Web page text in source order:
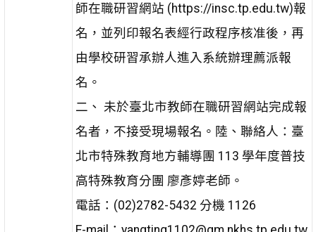
師在職研習網站 (https://insc.tp.edu.tw)報
名，並列印報名表經行政程序核准後，再
由學校研習承辦人進入系統辦理薦派報
名。
二、 未於臺北市教師在職研習網站完成報
名者，不接受現場報名。陸、聯絡人：臺
北市特殊教育地方輔導團 113 學年度普技
高特殊教育分團 廖彥婷老師。
電話：(02)2782-5432 分機 1126